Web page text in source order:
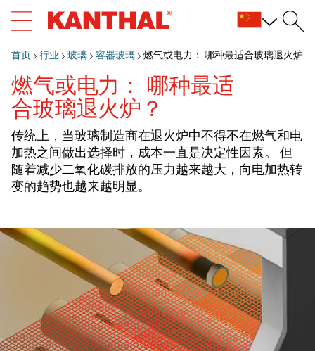
首页 行业 玻璃 容器玻璃 燃气或电力： 哪种最适合玻璃退火炉？
燃气或电力： 哪种最适
合玻璃退火炉？
传统上，当玻璃制造商在退火炉中不得不在燃气和电
加热之间做出选择时，成本一直是决定性因素。 但
随着减少二氧化碳排放的压力越来越大，向电加热转
变的趋势也越来越明显。